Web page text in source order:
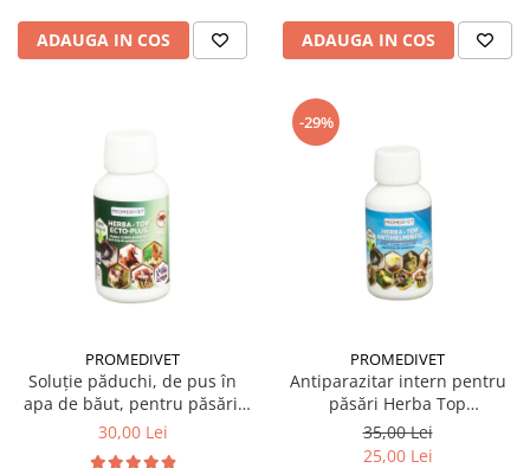
ADAUGA IN COS ADAUGA IN COS
PROMEDIVET
Soluție păduchi, de pus în
apa de băut, pentru păsări,
Herba Top Ecto Plus 100 ml
30,00 Lei
-29%
PROMEDIVET
Antiparazitar intern pentru
păsări Herba Top
Antihelmintic 100 ml
35,00 Lei
25,00 Lei